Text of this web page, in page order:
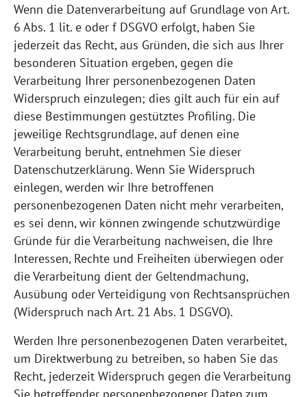
Wenn die Datenverarbeitung auf Grundlage von Art.
6 Abs. 1 lit. e oder f DSGVO erfolgt, haben Sie
jederzeit das Recht, aus Gründen, die sich aus Ihrer
besonderen Situation ergeben, gegen die
Verarbeitung Ihrer personenbezogenen Daten
Widerspruch einzulegen; dies gilt auch für ein auf
diese Bestimmungen gestütztes Profiling. Die
jeweilige Rechtsgrundlage, auf denen eine
Verarbeitung beruht, entnehmen Sie dieser
Datenschutzerklärung. Wenn Sie Widerspruch
einlegen, werden wir Ihre betroffenen
personenbezogenen Daten nicht mehr verarbeiten,
es sei denn, wir können zwingende schutzwürdige
Gründe für die Verarbeitung nachweisen, die Ihre
Interessen, Rechte und Freiheiten überwiegen oder
die Verarbeitung dient der Geltendmachung,
Ausübung oder Verteidigung von Rechtsansprüchen
(Widerspruch nach Art. 21 Abs. 1 DSGVO).
Werden Ihre personenbezogenen Daten verarbeitet,
um Direktwerbung zu betreiben, so haben Sie das
Recht, jederzeit Widerspruch gegen die Verarbeitung
Sie betreffender personenbezogener Daten zum